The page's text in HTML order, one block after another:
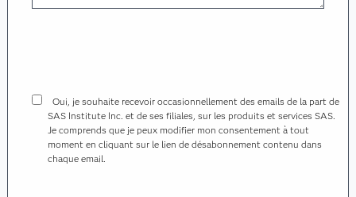
Oui, je souhaite recevoir occasionnellement des emails de la part de
SAS Institute Inc. et de ses filiales, sur les produits et services SAS.
Je comprends que je peux modifier mon consentement à tout
moment en cliquant sur le lien de désabonnement contenu dans
chaque email.